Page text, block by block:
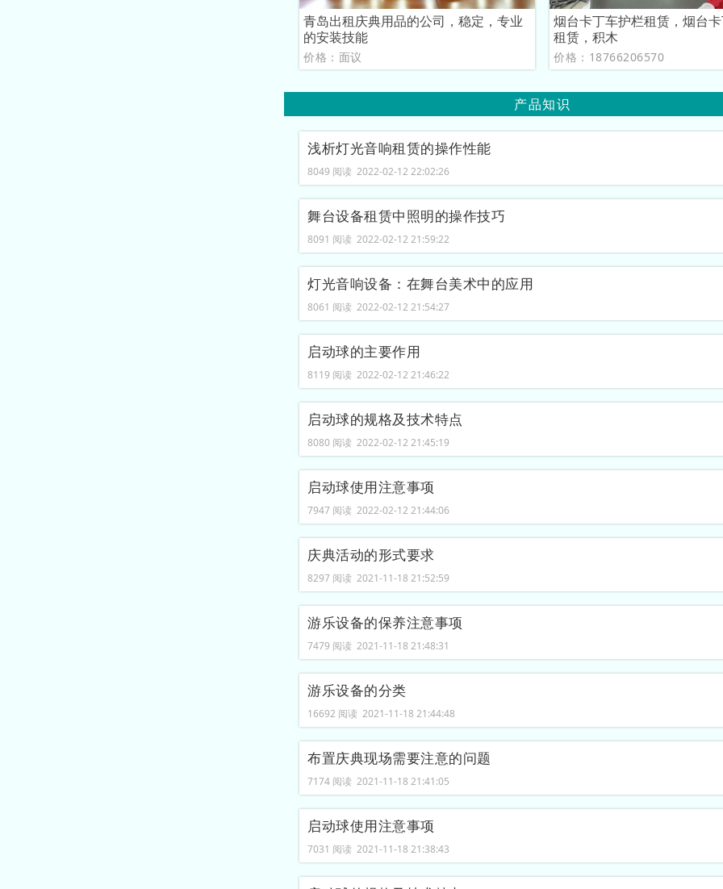
青岛出租庆典用品的公司，稳定，专业
的安装技能
价格：面议
烟台卡丁车护栏租赁，烟台
租赁，积木
价格：18766206570
产品知识
浅析灯光音响租赁的操作性能
8049 阅读 2022-02-12 22:02:26
舞台设备租赁中照明的操作技巧
8091 阅读 2022-02-12 21:59:22
灯光音响设备：在舞台美术中的应用
8061 阅读 2022-02-12 21:54:27
启动球的主要作用
8119 阅读 2022-02-12 21:46:22
启动球的规格及技术特点
8080 阅读 2022-02-12 21:45:19
启动球使用注意事项
7947 阅读 2022-02-12 21:44:06
庆典活动的形式要求
8297 阅读 2021-11-18 21:52:59
游乐设备的保养注意事项
7479 阅读 2021-11-18 21:48:31
游乐设备的分类
16692 阅读 2021-11-18 21:44:48
布置庆典现场需要注意的问题
7174 阅读 2021-11-18 21:41:05
启动球使用注意事项
7031 阅读 2021-11-18 21:38:43